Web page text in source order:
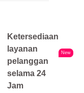
Ketersediaan
layanan
pelanggan
selama 24
Jam
New